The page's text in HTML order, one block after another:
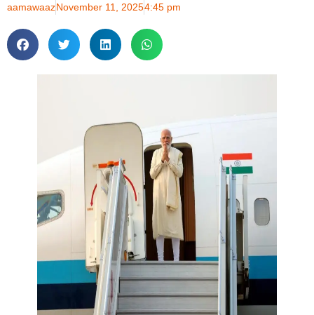
aamawaazNovember 11, 20254:45 pm